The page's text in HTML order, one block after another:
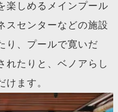
楽しめるメインプール
スセンターなどの施設
り、プールで寛いだ
れたりと、ベノアらし
けます。